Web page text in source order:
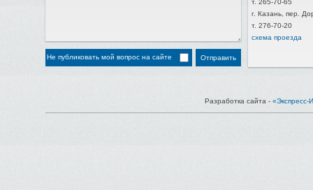
Не публиковать мой вопрос на сайте
т. 265-70-65
г. Казань, пер.
т. 276-70-20
схема проезда
Разработка сайта - «Экспресс-